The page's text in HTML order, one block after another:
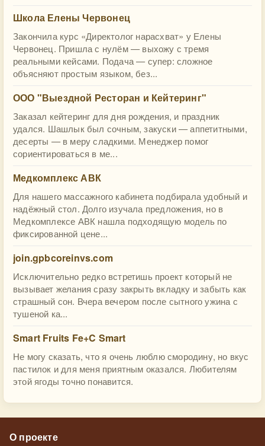
Школа Елены Червонец
Закончила курс «Директолог нарасхват» у Елены
Червонец. Пришла с нулём — выхожу с тремя
реальными кейсами. Подача — супер: сложное
объясняют простым языком, без...
ООО "Выездной Ресторан и Кейтеринг"
Заказал кейтеринг для дня рождения, и праздник
удался. Шашлык был сочным, закуски — аппетитными,
десерты — в меру сладкими. Менеджер помог
сориентироваться в ме...
Медкомплекс АВК
Для нашего массажного кабинета подбирала удобный и
надёжный стол. Долго изучала предложения, но в
Медкомплексе АВК нашла подходящую модель по
фиксированной цене...
join.gpbcoreinvs.com
Исключительно редко встретишь проект который не
вызывает желания сразу закрыть вкладку и забыть как
страшный сон. Вчера вечером после сытного ужина с
тушеной ка...
Smart Fruits Fe+C Smart
Не могу сказать, что я очень люблю смородину, но вкус
пастилок и для меня приятным оказался. Любителям
этой ягоды точно понавится.
О проекте